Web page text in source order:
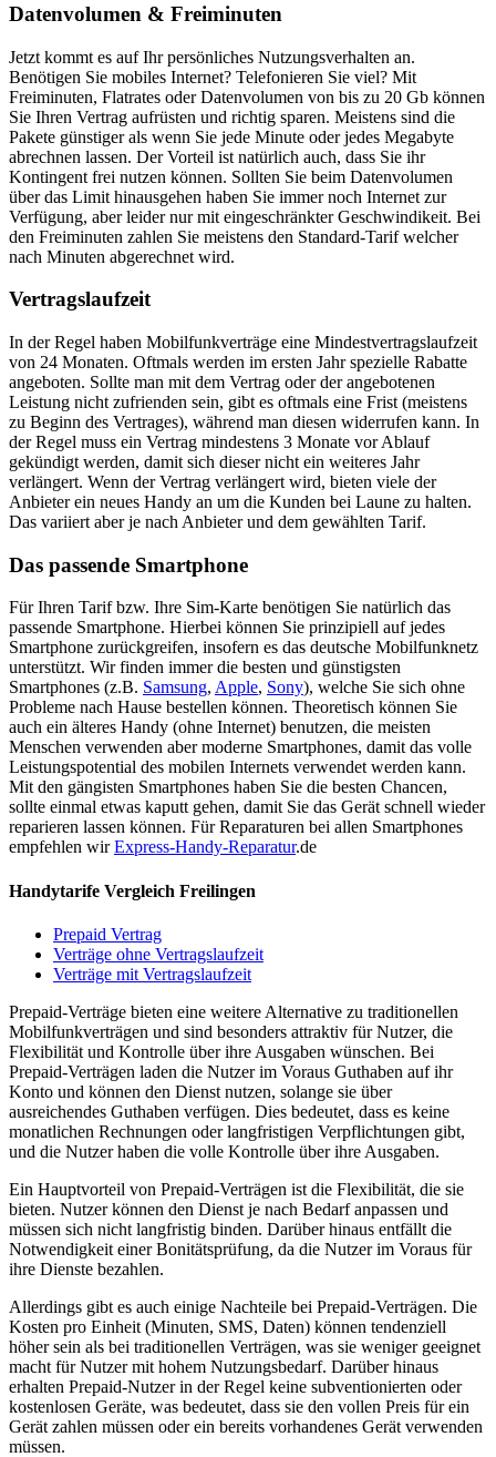
Datenvolumen & Freiminuten
Jetzt kommt es auf Ihr persönliches Nutzungsverhalten an.
Benötigen Sie mobiles Internet? Telefonieren Sie viel? Mit
Freiminuten, Flatrates oder Datenvolumen von bis zu 20 Gb können
Sie Ihren Vertrag aufrüsten und richtig sparen. Meistens sind die
Pakete günstiger als wenn Sie jede Minute oder jedes Megabyte
abrechnen lassen. Der Vorteil ist natürlich auch, dass Sie ihr
Kontingent frei nutzen können. Sollten Sie beim Datenvolumen
über das Limit hinausgehen haben Sie immer noch Internet zur
Verfügung, aber leider nur mit eingeschränkter Geschwindikeit. Bei
den Freiminuten zahlen Sie meistens den Standard-Tarif welcher
nach Minuten abgerechnet wird.
Vertragslaufzeit
In der Regel haben Mobilfunkverträge eine Mindestvertragslaufzeit
von 24 Monaten. Oftmals werden im ersten Jahr spezielle Rabatte
angeboten. Sollte man mit dem Vertrag oder der angebotenen
Leistung nicht zufrienden sein, gibt es oftmals eine Frist (meistens
zu Beginn des Vertrages), während man diesen widerrufen kann. In
der Regel muss ein Vertrag mindestens 3 Monate vor Ablauf
gekündigt werden, damit sich dieser nicht ein weiteres Jahr
verlängert. Wenn der Vertrag verlängert wird, bieten viele der
Anbieter ein neues Handy an um die Kunden bei Laune zu halten.
Das variiert aber je nach Anbieter und dem gewählten Tarif.
Das passende Smartphone
Für Ihren Tarif bzw. Ihre Sim-Karte benötigen Sie natürlich das
passende Smartphone. Hierbei können Sie prinzipiell auf jedes
Smartphone zurückgreifen, insofern es das deutsche Mobilfunknetz
unterstützt. Wir finden immer die besten und günstigsten
Smartphones (z.B. Samsung, Apple, Sony), welche Sie sich ohne
Probleme nach Hause bestellen können. Theoretisch können Sie
auch ein älteres Handy (ohne Internet) benutzen, die meisten
Menschen verwenden aber moderne Smartphones, damit das volle
Leistungspotential des mobilen Internets verwendet werden kann.
Mit den gängisten Smartphones haben Sie die besten Chancen,
sollte einmal etwas kaputt gehen, damit Sie das Gerät schnell wieder
reparieren lassen können. Für Reparaturen bei allen Smartphones
empfehlen wirExpress-Handy-Reparatur.de
Handytarife Vergleich Freilingen
Prepaid Vertrag
Verträge ohne Vertragslaufzeit
Verträge mit Vertragslaufzeit
Prepaid-Verträge bieten eine weitere Alternative zu traditionellen
Mobilfunkverträgen und sind besonders attraktiv für Nutzer, die
Flexibilität und Kontrolle über ihre Ausgaben wünschen. Bei
Prepaid-Verträgen laden die Nutzer im Voraus Guthaben auf ihr
Konto und können den Dienst nutzen, solange sie über
ausreichendes Guthaben verfügen. Dies bedeutet, dass es keine
monatlichen Rechnungen oder langfristigen Verpflichtungen gibt,
und die Nutzer haben die volle Kontrolle über ihre Ausgaben.
Ein Hauptvorteil von Prepaid-Verträgen ist die Flexibilität, die sie
bieten. Nutzer können den Dienst je nach Bedarf anpassen und
müssen sich nicht langfristig binden. Darüber hinaus entfällt die
Notwendigkeit einer Bonitätsprüfung, da die Nutzer im Voraus für
ihre Dienste bezahlen.
Allerdings gibt es auch einige Nachteile bei Prepaid-Verträgen. Die
Kosten pro Einheit (Minuten, SMS, Daten) können tendenziell
höher sein als bei traditionellen Verträgen, was sie weniger geeignet
macht für Nutzer mit hohem Nutzungsbedarf. Darüber hinaus
erhalten Prepaid-Nutzer in der Regel keine subventionierten oder
kostenlosen Geräte, was bedeutet, dass sie den vollen Preis für ein
Gerät zahlen müssen oder ein bereits vorhandenes Gerät verwenden
müssen.